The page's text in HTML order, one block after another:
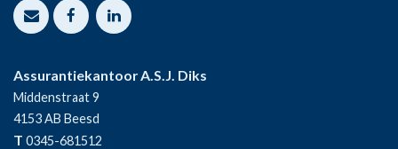
Assurantiekantoor A.S.J. Diks
Middenstraat 9
4153 AB Beesd
T 0345-681512